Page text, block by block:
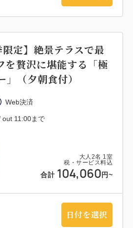
大人 2名 1 室
税・サービス料込
合計 104,060 円~
限定】絶景テラスで最
を贅沢に堪能する「極
」（夕朝食付）
Web決済
out 11:00まで
日付を選択